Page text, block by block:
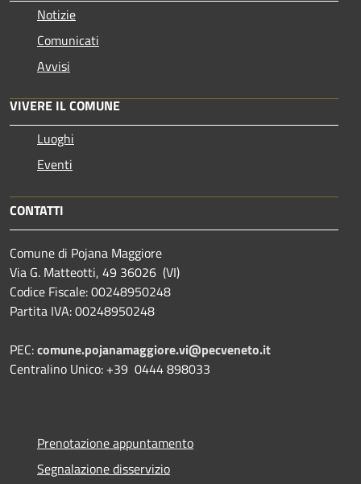
Notizie
Comunicati
Avvisi
VIVERE IL COMUNE
Luoghi
Eventi
CONTATTI
Comune di Pojana Maggiore
Via G. Matteotti, 49 36026 (VI)
Codice Fiscale: 00248950248
Partita IVA: 00248950248
PEC:comune.pojanamaggiore.vi@pecveneto.it
Centralino Unico: +39 0444 898033
Prenotazione appuntamento
Segnalazione disservizio